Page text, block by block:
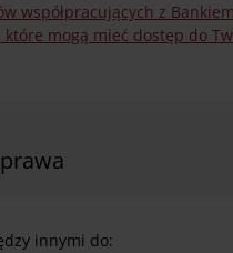
współpracujących z Bankiem
które mogą mieć dostęp do
innymi do: